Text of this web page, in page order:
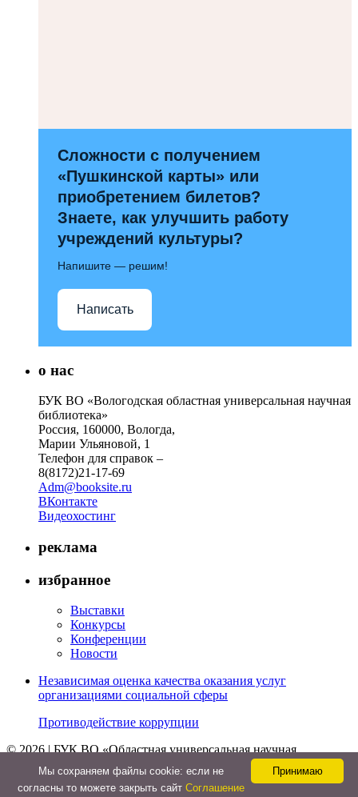
Сложности с получением
«Пушкинской карты» или
приобретением билетов?
Знаете, как улучшить работу
учреждений культуры?
Напишите — решим!
Написать
о нас
БУК ВО «Вологодская областная универсальная научная
библиотека»
Россия, 160000, Вологда,
Марии Ульяновой, 1
Телефон для справок –
8(8172)21-17-69
Adm@booksite.ru
ВКонтакте
Видеохостинг
реклама
избранное
Выставки
Конкурсы
Конференции
Новости
Независимая оценка качества оказания услуг
организациями социальной сферы
Противодействие коррупции
© 2026 | БУК ВО «Областная универсальная научная
библиотека»
Принимаю
Мы cохраняем файлы cookie: если не
согласны то можете закрыть сайт Соглашение